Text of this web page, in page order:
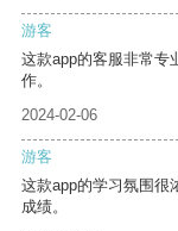
游客
这款app的客服非常专
作。
2024-02-06
游客
这款app的学习氛围很
成绩。